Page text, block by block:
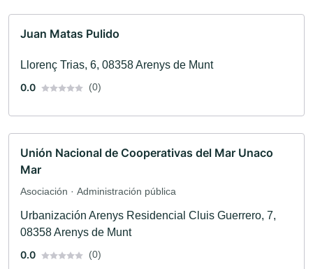
Juan Matas Pulido
Llorenç Trias, 6, 08358 Arenys de Munt
0.0
(0)
Unión Nacional de Cooperativas del Mar Unaco
Mar
Asociación · Administración pública
Urbanización Arenys Residencial Cluis Guerrero, 7,
08358 Arenys de Munt
0.0
(0)